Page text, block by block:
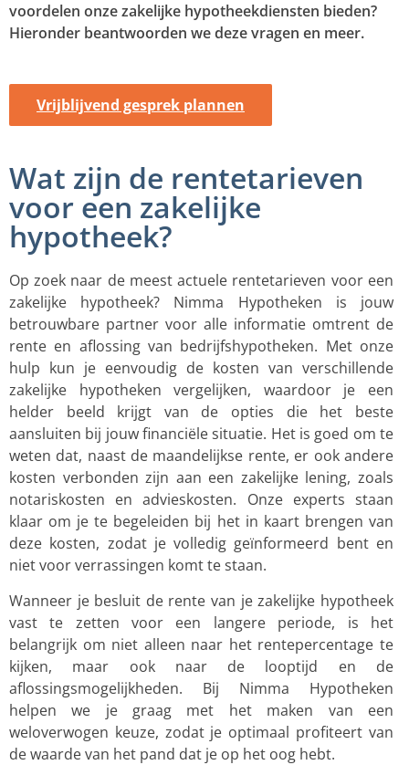
voordelen onze zakelijke hypotheekdiensten bieden?
Hieronder beantwoorden we deze vragen en meer.
Vrijblijvend gesprek plannen
Wat zijn de rentetarieven
voor een zakelijke
hypotheek?
Op zoek naar de meest actuele rentetarieven voor een
zakelijke hypotheek? Nimma Hypotheken is jouw
betrouwbare partner voor alle informatie omtrent de
rente en aflossing van bedrijfshypotheken. Met onze
hulp kun je eenvoudig de kosten van verschillende
zakelijke hypotheken vergelijken, waardoor je een
helder beeld krijgt van de opties die het beste
aansluiten bij jouw financiële situatie. Het is goed om te
weten dat, naast de maandelijkse rente, er ook andere
kosten verbonden zijn aan een zakelijke lening, zoals
notariskosten en advieskosten. Onze experts staan
klaar om je te begeleiden bij het in kaart brengen van
deze kosten, zodat je volledig geïnformeerd bent en
niet voor verrassingen komt te staan.
Wanneer je besluit de rente van je zakelijke hypotheek
vast te zetten voor een langere periode, is het
belangrijk om niet alleen naar het rentepercentage te
kijken, maar ook naar de looptijd en de
aflossingsmogelijkheden. Bij Nimma Hypotheken
helpen we je graag met het maken van een
weloverwogen keuze, zodat je optimaal profiteert van
de waarde van het pand dat je op het oog hebt.